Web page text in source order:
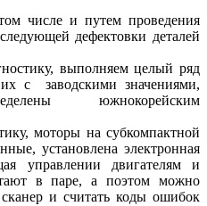
числе и путем проведения
дефектовки деталей
выполняем целый ряд
с заводскими значениями,
южнокорейским
моторы на субкомпактной
установлена электронная
управлении двигателям и
в паре, а поэтом можно
и считать коды ошибок